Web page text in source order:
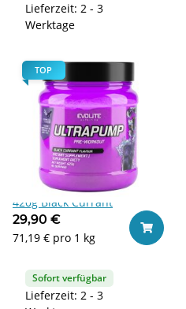
Lieferzeit: 2 - 3
Werktage
TOP
Evolite Nutrition Ultra Pump
420g Black Currant
29,90 €
71,19 € pro 1 kg
Sofort verfügbar
Lieferzeit: 2 - 3
In den